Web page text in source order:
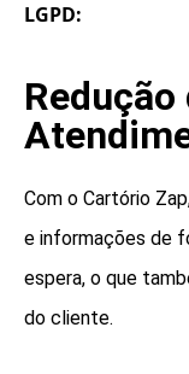
LGPD:
Redução
Com o Cartório
e informações de
espera, o que
do cliente.